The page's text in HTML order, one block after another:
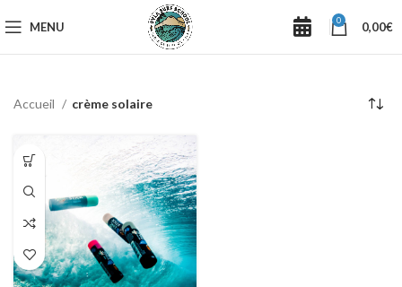
MENU 0 0,00€
Accueil crème solaire